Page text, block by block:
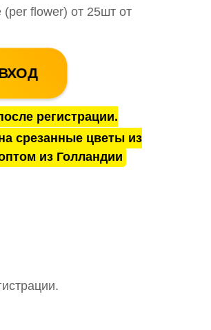
flower) от 25шт от
регистрации.
срезанные цветы из
из Голландии